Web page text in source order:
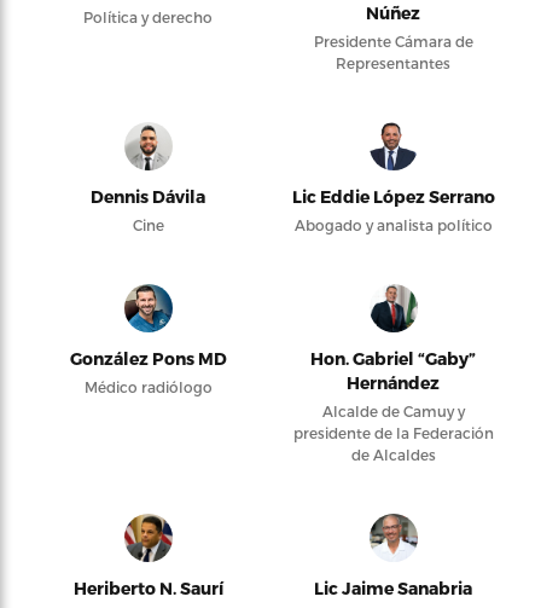
Política y derecho
Núñez
Presidente Cámara de
Representantes
Dennis Dávila
Cine
Lic Eddie López Serrano
Abogado y analista político
González Pons MD
Médico radiólogo
Hon. Gabriel “Gaby”
Hernández
Alcalde de Camuy y
presidente de la Federación
de Alcaldes
Heriberto N. Saurí Lic Jaime Sanabria